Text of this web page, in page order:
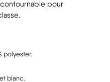
pour
polyester.
blanc.